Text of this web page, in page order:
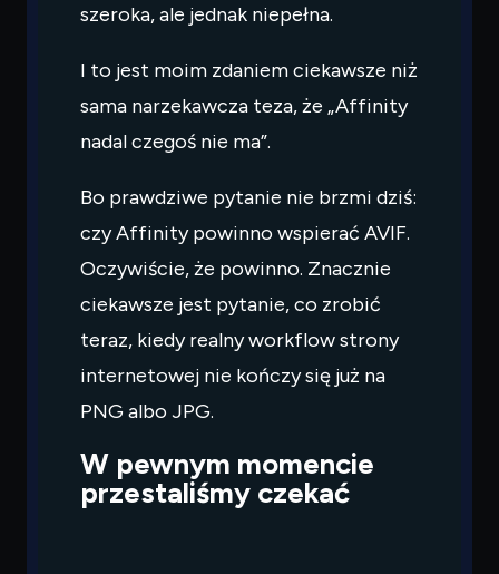
szeroka, ale jednak niepełna.
I to jest moim zdaniem ciekawsze niż
sama narzekawcza teza, że „Affinity
nadal czegoś nie ma”.
Bo prawdziwe pytanie nie brzmi dziś:
czy Affinity powinno wspierać AVIF.
Oczywiście, że powinno. Znacznie
ciekawsze jest pytanie, co zrobić
teraz, kiedy realny workflow strony
internetowej nie kończy się już na
PNG albo JPG.
W pewnym momencie
przestaliśmy czekać